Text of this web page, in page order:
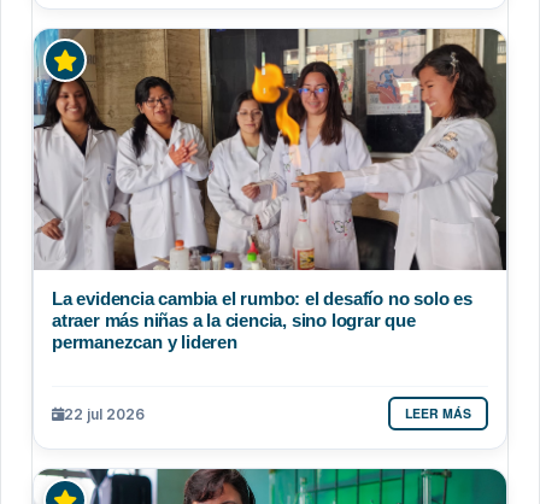
La evidencia cambia el rumbo: el desafío no solo es
atraer más niñas a la ciencia, sino lograr que
permanezcan y lideren
22 jul 2026 LEER MÁS